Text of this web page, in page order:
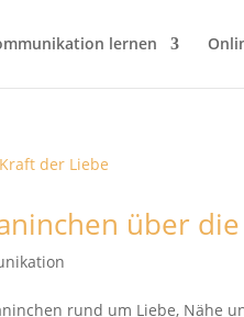
lernen
über
rund um Liebe, Nähe